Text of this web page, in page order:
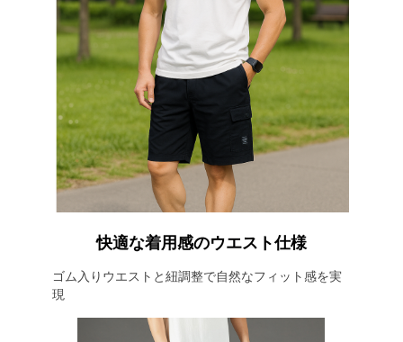
快適な着用感のウエスト仕様
ゴム入りウエストと紐調整で自然なフィット感を実
現